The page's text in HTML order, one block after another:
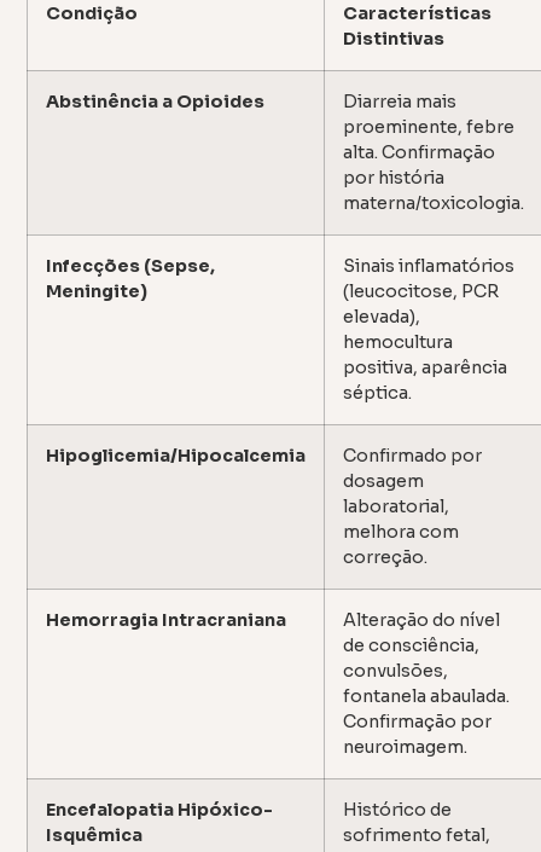
Condição
Características
Distintivas
Abstinência a Opioides
Diarreia mais
proeminente, febre
alta. Confirmação
por história
materna/toxicologia.
Infecções (Sepse,
Meningite)
Sinais inflamatórios
(leucocitose, PCR
elevada),
hemocultura
positiva, aparência
séptica.
Hipoglicemia/Hipocalcemia
Confirmado por
dosagem
laboratorial,
melhora com
correção.
Hemorragia Intracraniana
Alteração do nível
de consciência,
convulsões,
fontanela abaulada.
Confirmação por
neuroimagem.
Encefalopatia Hipóxico-
Isquêmica
Histórico de
sofrimento fetal,